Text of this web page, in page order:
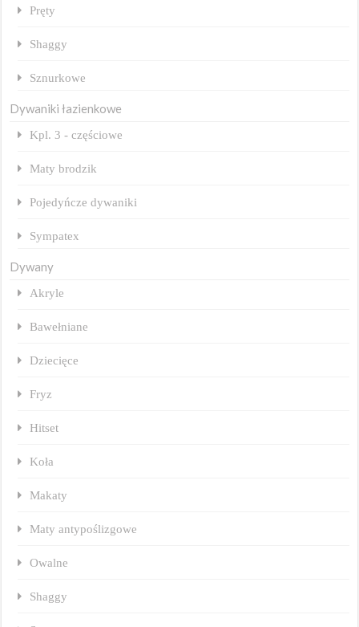
Pręty
Shaggy
Sznurkowe
Dywaniki łazienkowe
Kpl. 3 - częściowe
Maty brodzik
Pojedyńcze dywaniki
Sympatex
Dywany
Akryle
Bawełniane
Dziecięce
Fryz
Hitset
Koła
Makaty
Maty antypoślizgowe
Owalne
Shaggy